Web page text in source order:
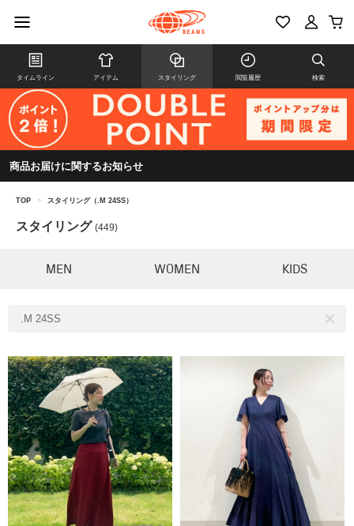
タイムライン アイテム スタイリング 閲覧履歴 検索
商品お届けに関するお知らせ
TOP > スタイリング（.M 24SS）
スタイリング (449)
MEN WOMEN KIDS
.M 24SS